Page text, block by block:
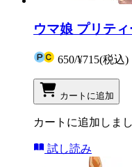
ウマ娘 プリテ
650/¥715(税込)
カートに追加
カートに追加しま
試し読み